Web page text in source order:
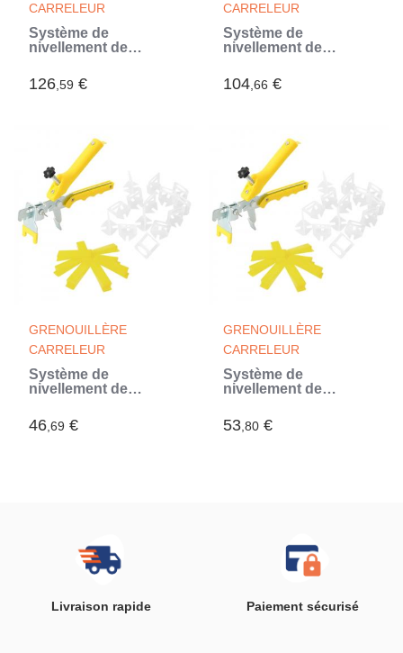
CARRELEUR
Système de
nivellement de
2500 clips 2 mm
126,59 €
CARRELEUR
Système de
nivellement de
2500 clips 1 mm
104,66 €
GRENOUILLÈRE
CARRELEUR
Système de
nivellement de
500 clips 2 mm
46,69 €
GRENOUILLÈRE
CARRELEUR
Système de
nivellement de
500 clips 3 mm
53,80 €
Livraison rapide Paiement sécurisé